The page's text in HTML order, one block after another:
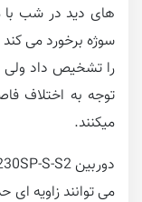
های دید در شب با
سوژه برخورد می
را تشخیص داد ولی
توجه به اختلاف
میکنند.